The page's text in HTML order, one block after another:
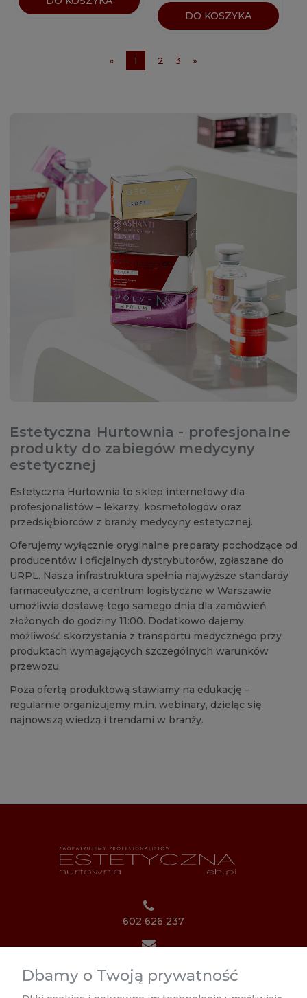
DO KOSZYKA
« 1 2 3 »
Estetyczna Hurtownia - profesjonalne
produkty do zabiegów medycyny
estetycznej
Estetyczna Hurtownia to sklep internetowy dla
profesjonalistów – lekarzy, kosmetologów oraz
przedsiębiorców z branży medycyny estetycznej.
Oferujemy wyłącznie oryginalne preparaty pochodzące od
producentów i oficjalnych dystrybutorów, zgłaszane do
URPL. Nasza infrastruktura spełnia najwyższe standardy
farmaceutyczne, a centrum logistyczne w Warszawie
umożliwia dostawę tego samego dnia dla zamówień
złożonych do godziny 11:00. Dodatkowo dajemy
możliwość skorzystania z transportu medycznego przy
produktach wymagających szczególnych warunków
przewozu.
Poza ofertą produktową stawiamy na edukację –
regularnie organizujemy m.in. webinary, dzieląc się
najnowszą wiedzą i trendami w branży.
602 626 237
Poniedziałek 8:00 - 17:00
Dbamy o Twoją prywatność